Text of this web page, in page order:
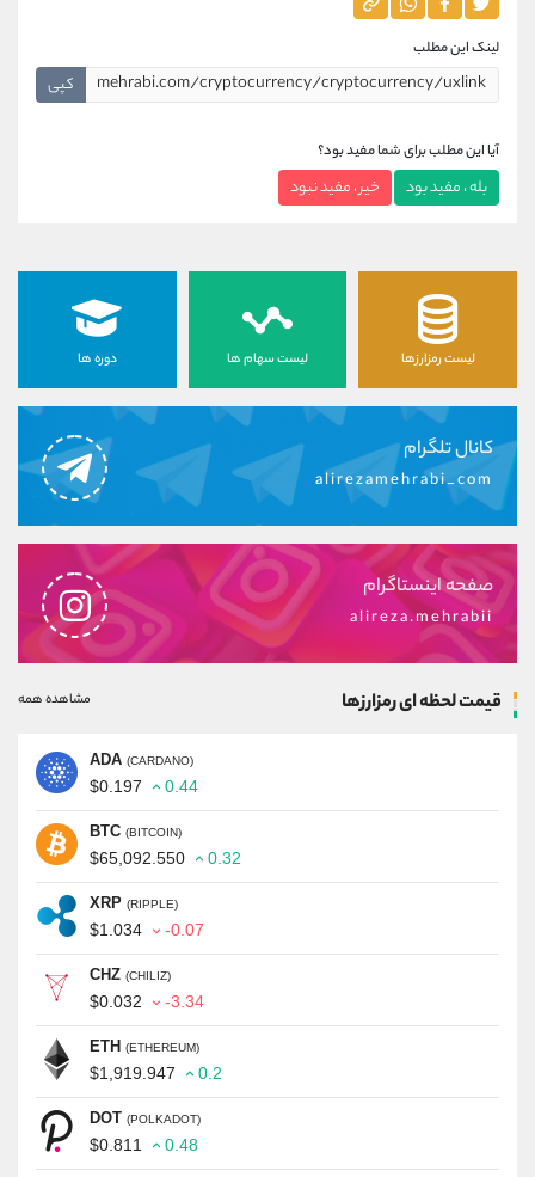
لینک این مطلب
کپی
آیا این مطلب برای شما مفید بود؟
بله ، مفید بود خیر ، مفید نبود
لیست رمزارزها لیست سهام ها دوره ها
کانال تلگرام
alirezamehrabi_com
صفحه اینستاگرام
alireza.mehrabii
قیمت لحظه ای رمزارزها مشاهده همه
ADA (CARDANO)
$0.197 0.44
BTC (BITCOIN)
$65,092.550 0.32
XRP (RIPPLE)
$1.034 -0.07
CHZ (CHILIZ)
$0.032 -3.34
ETH (ETHEREUM)
$1,919.947 0.2
DOT (POLKADOT)
$0.811 0.48